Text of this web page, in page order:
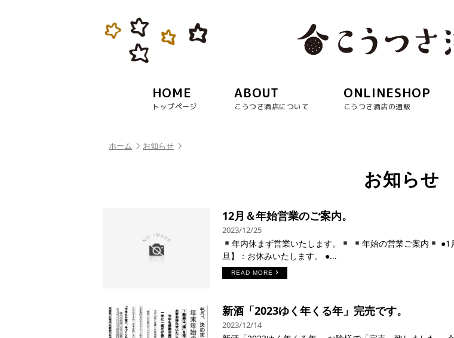
HOME
トップページ
ABOUT
こうつさ酒店について
ONLINESHOP
こうつさ酒店の通販
ホーム お知らせ
お知らせ
12月＆年始営業のご案内。
2023/12/25
年内休まず営業いたします。 年始の営業ご案内
●1
旦】：お休みいたします。 ●...
READ MORE
新酒「2023ゆく年くる年」完売です。
2023/12/14